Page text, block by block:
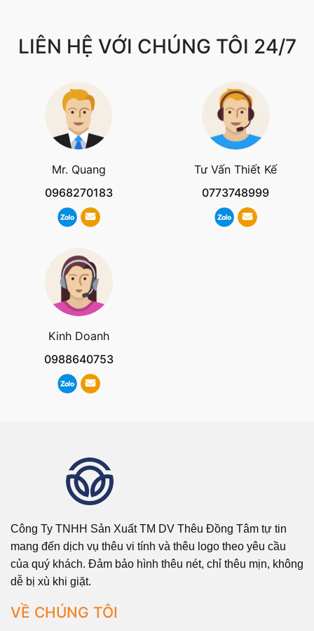
LIÊN HỆ VỚI CHÚNG TÔI 24/7
Mr. Quang
0968270183
Tư Vấn Thiết Kế
0773748999
Kinh Doanh
0988640753
Công Ty TNHH Sản Xuất TM DV Thêu Đồng Tâm tự tin
mang đến dịch vụ thêu vi tính và thêu logo theo yêu cầu
của quý khách. Đảm bảo hình thêu nét, chỉ thêu mịn, không
dễ bị xù khi giặt.
VỀ CHÚNG TÔI